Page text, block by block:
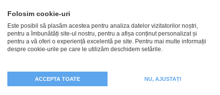
Husă de protecție iPhone 12
mini, inscripționată cu o
imagine sau un nume
Carcasa din material sintetic este husa clasică pentru
Folosim cookie-uri
Este posibil să plasăm acestea pentru analiza datelor vizitatorilor noștri,
pentru a îmbunătăți site-ul nostru, pentru a afișa conținut personalizat și
pentru a vă oferi o experiență excelentă pe site. Pentru mai multe informații
despre cookie-urile pe care le utilizăm deschidem setările.
ACCEPTA TOATE NU, AJUSTAȚI